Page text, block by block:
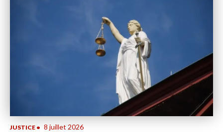
JUSTICE • 8 juillet 2026